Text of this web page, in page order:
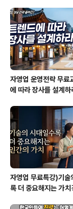
자영업 운영전략 무료
에 따라 장사를 설계하
자영업 무료특강)기술
록 더 중요해지는 가치